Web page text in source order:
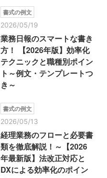
書式の例文
2026/05/19
業務日報のスマートな書き
方！ 【2026年版】効率化
テクニックと職種別ポイン
ト～例文・テンプレートつ
き～
書式の例文
2026/05/13
経理業務のフローと必要書
類を徹底解説！～【2026
年最新版】法改正対応と
DXによる効率化のポイン